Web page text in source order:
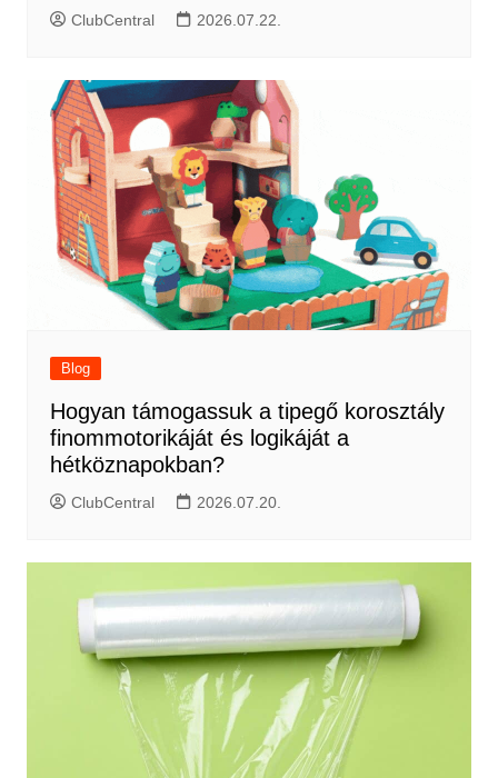
ClubCentral 2026.07.22.
Blog
Hogyan támogassuk a tipegő korosztály
finommotorikáját és logikáját a
hétköznapokban?
ClubCentral 2026.07.20.